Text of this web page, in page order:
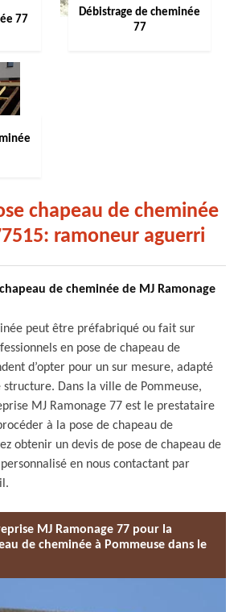
77
Débistrage de cheminée
77
chapeau de cheminée
ramoneur aguerri
de cheminée de MJ Ramonage
peut être préfabriqué ou fait sur
en pose de chapeau de
d’opter pour un sur mesure, adapté
Dans la ville de Pommeuse,
MJ Ramonage 77 est le prestataire
à la pose de chapeau de
obtenir un devis de pose de chapeau de
en nous contactant par
MJ Ramonage 77 pour la
de cheminée à Pommeuse dans le